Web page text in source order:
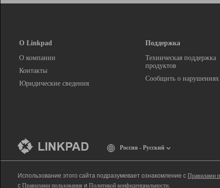
О Linkpad
О компании
Контакты
Юридические сведения
Поддержка
Техническая поддержка
продуктов
Сообщить о нарушениях
Россия - Русский
Использование этого сайта подразумевает ознакомление с Правилами
с Правилами пользования и Политикой конфиденциальности.